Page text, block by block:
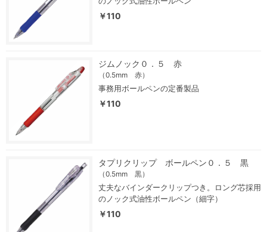
￥110
ジムノック０．５ 赤
（0.5mm 赤）
事務用ボールペンの定番製品
￥110
タプリクリップ ボールペン０．５ 黒
（0.5mm 黒）
丈夫なバインダークリップつき。ロング芯採用
のノック式油性ボールペン（細字）
￥110